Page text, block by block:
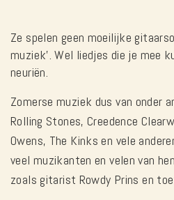
Ze spelen geen moeilijke
muziek’. Wel liedjes die je mee
neuriën.
Zomerse muziek dus van onder
Rolling Stones, Creedence
Owens, The Kinks en vele
veel muzikanten en velen van
zoals gitarist Rowdy Prins en